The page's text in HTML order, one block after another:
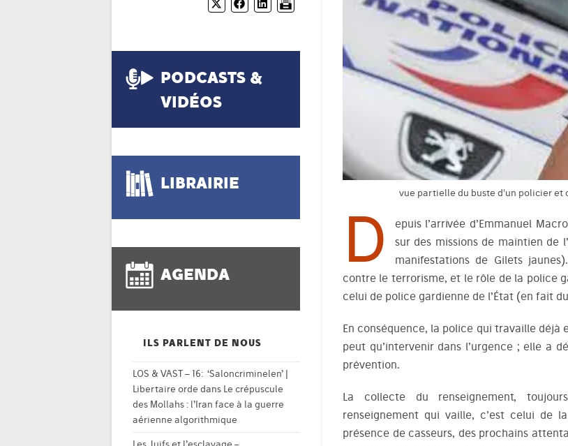
vue partielle du buste d'un policier et
D
epuis l’arrivée d’Emmanuel
sur des missions de maintien de
manifestations de Gilets
contre le terrorisme, et le rôle de la police
celui de police gardienne de l’État (en fait
En conséquence, la police qui travaille déjà
peut qu’intervenir dans l’urgence ; elle a
prévention.
La collecte du renseignement,
renseignement qui vaille, c’est celui de
présence de casseurs, des prochains
PODCASTS &
VIDÉOS
LIBRAIRIE
AGENDA
ILS PARLENT DE NOUS
LOS & VAST – 16: ‘Saloncriminelen’ |
Libertaire orde dans Le crépuscule
des Mollahs : l’Iran face à la guerre
aérienne algorithmique